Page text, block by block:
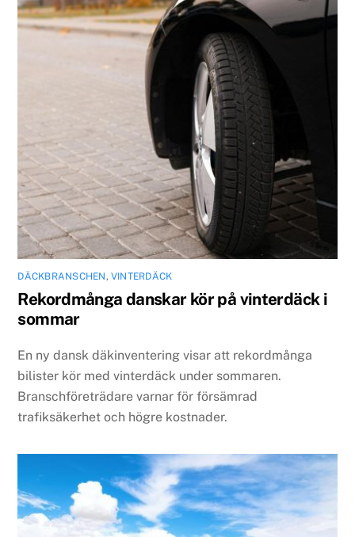
DÄCKBRANSCHEN,VINTERDÄCK
Rekordmånga danskar kör på vinterdäck i
sommar
En ny dansk däkinventering visar att rekordmånga
bilister kör med vinterdäck under sommaren.
Branschföreträdare varnar för försämrad
trafiksäkerhet och högre kostnader.